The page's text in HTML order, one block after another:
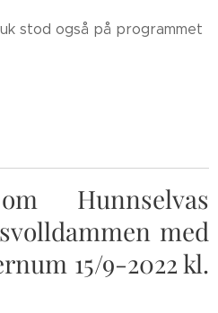
stod også på programmet
Hunnselvas
med
15/9-2022 kl.